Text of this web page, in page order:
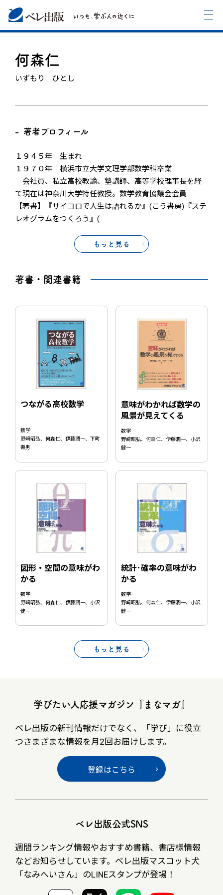
何森仁
いずもり ひとし
著者プロフィール
１９４５年 生まれ
１９７０年 横浜市立大学文理学部数学科卒業
会社員、私立高校教諭、塾講師、高等学校理事長を経
て現在は神奈川大学特任教授。数学教育協議会会員
【著書】『サイコロで人生は語れるか』(こう書房)『ステ
レオグラムをつくろう』(…
もっと見る
著書・関連書籍
つながる高校数学
数学
野﨑昭弘、何森仁、伊藤潤一、下町
壽男
意味がわかれば数学の
風景が見えてくる
数学
野﨑昭弘、何森仁、伊藤潤一、小沢
健一
図形・空間の意味がわ
かる
数学
野﨑昭弘、何森仁、伊藤潤一、小沢
健一
統計･確率の意味がわ
かる
数学
野﨑昭弘、何森仁、伊藤潤一、小沢
健一
もっと見る
学びたい人応援マガジン『まなマガ』
ベレ出版の新刊情報だけでなく、
「学び」に役立
つさまざまな情報を月2回お届けします。
登録はこちら
ベレ出版公式SNS
週間ランキング情報やおすすめ書籍、書店様情報
などお知らせしています。ベレ出版マスコット犬
「なみへいさん」のLINEスタンプが登場！